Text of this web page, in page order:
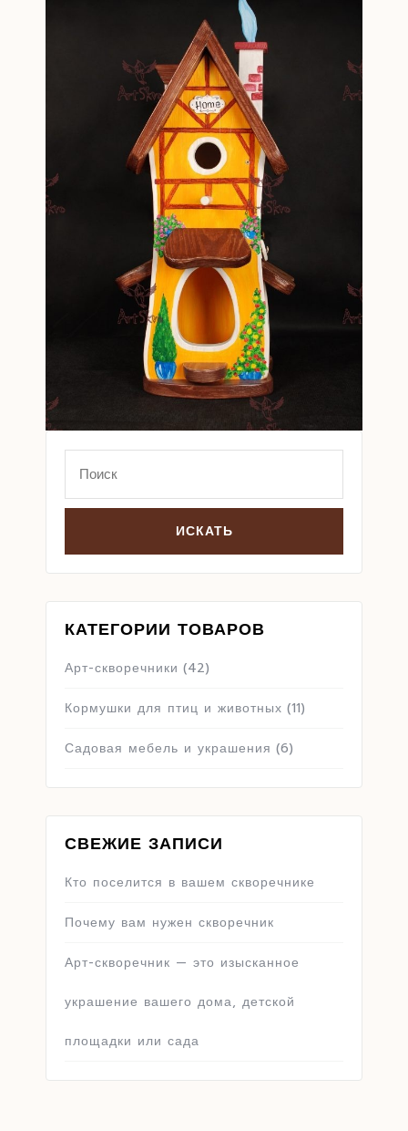
for:
КАТЕГОРИИ ТОВАРОВ
Арт-скворечники (42)
Кормушки для птиц и животных (11)
Садовая мебель и украшения (6)
СВЕЖИЕ ЗАПИСИ
Кто поселится в вашем скворечнике
Почему вам нужен скворечник
Арт-скворечник — это изысканное
украшение вашего дома, детской
площадки или сада